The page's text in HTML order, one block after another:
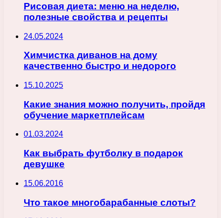
Рисовая диета: меню на неделю,
полезные свойства и рецепты
24.05.2024
Химчистка диванов на дому
качественно быстро и недорого
15.10.2025
Какие знания можно получить, пройдя
обучение маркетплейсам
01.03.2024
Как выбрать футболку в подарок
девушке
15.06.2016
Что такое многобарабанные слоты?